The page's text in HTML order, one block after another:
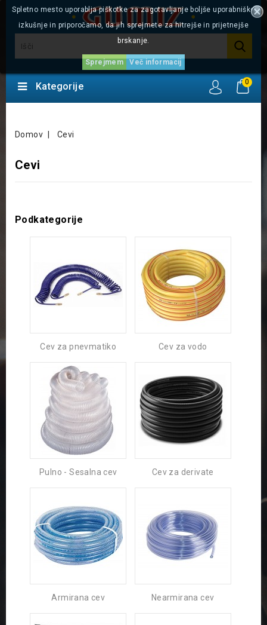
0
Spletno mesto uporablja piškotke za zagotavljanje boljše uporabniške
izkušnje in priporočamo, da jih sprejmete za hitrejše in prijetnejše
brskanje.
Sprejmem Več informacij
Kategorije
Domov Cevi
Cevi
Podkategorije
Cev za pnevmatiko Cev za vodo
Pulno - Sesalna cev Cev za derivate
Armirana cev Nearmirana cev